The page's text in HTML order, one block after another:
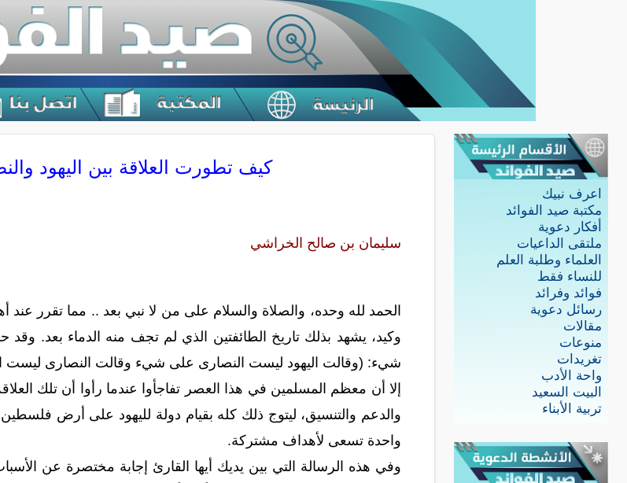
اعرف نبيك
مكتبة صيد الفوائد
أفكار دعوية
ملتقى الداعيات
العلماء وطلبة العلم
للنساء فقط
فوائد وفرائد
رسائل دعوية
مقالات
منوعات
تغريدات
واحة الأدب
البيت السعيد
تربية الأبناء
كيف تطورت العلاقة بين اليهود
سليمان بن صالح الخراشي
الحمد لله وحده، والصلاة والسلام على من لا نبي بعد .. مما تقرر عند
وكيد، يشهد بذلك تاريخ الطائفتين الذي لم تجف منه الدماء بعد.
شيء: (وقالت اليهود ليست النصارى على شيء وقالت النصارى ليست
إلا أن معظم المسلمين في هذا العصر تفاجأوا عندما رأوا أن تلك
والدعم والتنسيق، ليتوج ذلك كله بقيام دولة لليهود على أرض
واحدة تسعى لأهداف مشتركة.
وفي هذه الرسالة التي بين يديك أيها القارئ إجابة مختصرة عن